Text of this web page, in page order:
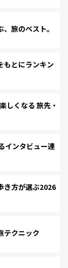
旅のベスト。
とにランキン
くなる 旅先・
インタビュー連
き方が選ぶ2026
テクニック